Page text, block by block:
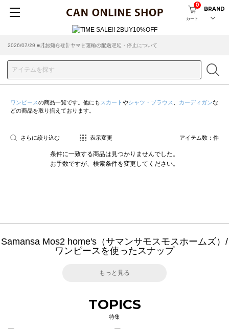
カート
0
BRAND
2026/07/29 ■【お知らせ】ヤマト運輸の配送遅延・停止について
2026/03/18 ■店舗受け取りサービスのご案内
ワンピースの商品一覧です。他にも スカート やシャツ・ブラウス カーディガンな
どの商品を取り揃えております。
さらに絞り込む 表示変更 アイテム数： 件
条件に一致する商品は見つかりませんでした。
お手数ですが、検索条件を変更してください。
Samansa Mos2 home's（サマンサモスモスホームズ）/
ワンピースを使ったスナップ
もっと見る
TOPICS
特集